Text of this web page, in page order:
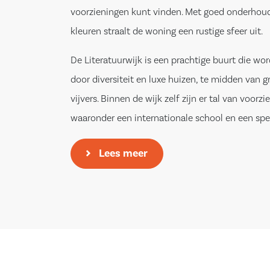
voorzieningen kunt vinden. Met goed
kleuren straalt de woning een rustige sfeer uit.
De Literatuurwijk is een prachtige buurt die
door diversiteit en luxe huizen, te midden van
vijvers. Binnen de wijk zelf zijn er tal van
waaronder een internationale school en een
waardoor het een ideale plek is voor gezinnen.
bevindt het bruisende Stadshart zich op korte
Lees meer